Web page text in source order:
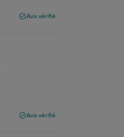
Avis vérifié
Avis vérifié